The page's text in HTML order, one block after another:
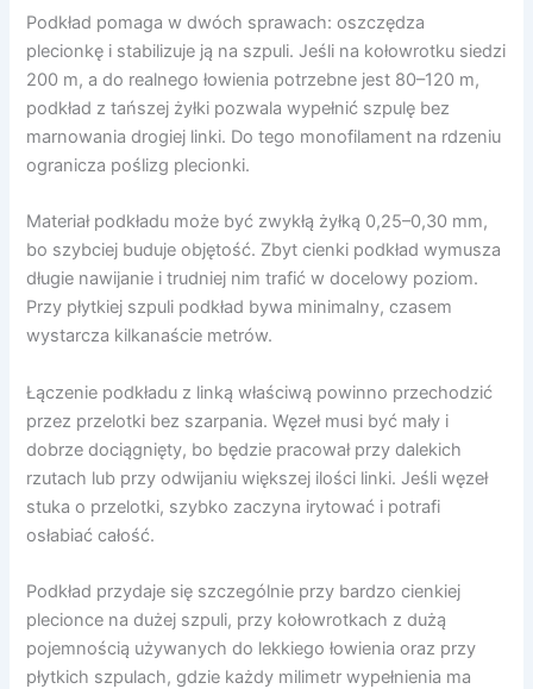
Podkład pomaga w dwóch sprawach: oszczędza
plecionkę i stabilizuje ją na szpuli. Jeśli na kołowrotku siedzi
200 m, a do realnego łowienia potrzebne jest 80–120 m,
podkład z tańszej żyłki pozwala wypełnić szpulę bez
marnowania drogiej linki. Do tego monofilament na rdzeniu
ogranicza poślizg plecionki.
Materiał podkładu może być zwykłą żyłką 0,25–0,30 mm,
bo szybciej buduje objętość. Zbyt cienki podkład wymusza
długie nawijanie i trudniej nim trafić w docelowy poziom.
Przy płytkiej szpuli podkład bywa minimalny, czasem
wystarcza kilkanaście metrów.
Łączenie podkładu z linką właściwą powinno przechodzić
przez przelotki bez szarpania. Węzeł musi być mały i
dobrze dociągnięty, bo będzie pracował przy dalekich
rzutach lub przy odwijaniu większej ilości linki. Jeśli węzeł
stuka o przelotki, szybko zaczyna irytować i potrafi
osłabiać całość.
Podkład przydaje się szczególnie przy bardzo cienkiej
plecionce na dużej szpuli, przy kołowrotkach z dużą
pojemnością używanych do lekkiego łowienia oraz przy
płytkich szpulach, gdzie każdy milimetr wypełnienia ma